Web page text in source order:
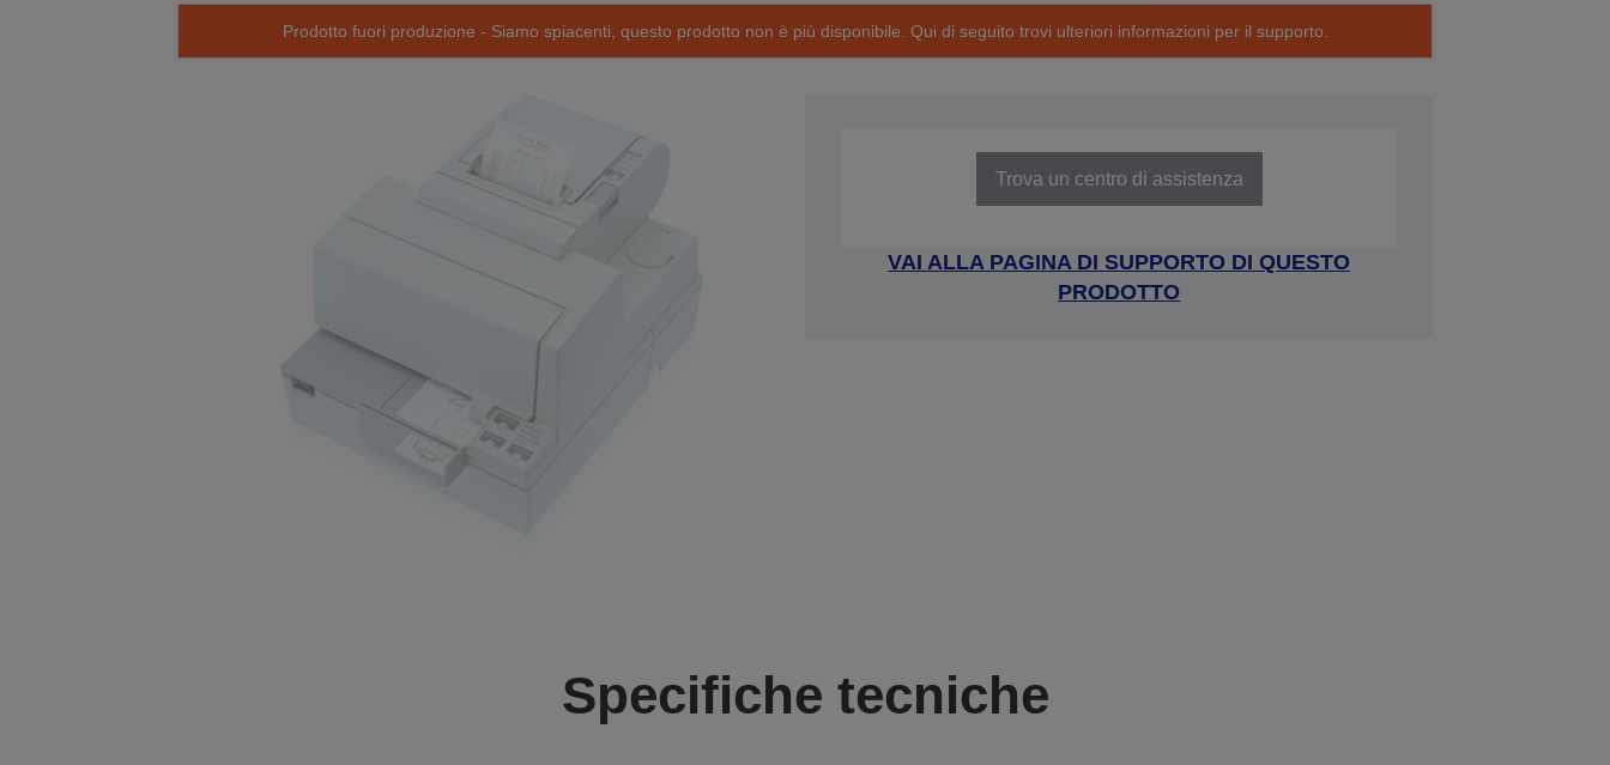
Prodotto fuori produzione - Siamo spiacenti, questo prodotto non è più disponibile. Qui di seguito trovi ulteriori informazioni per il supporto.
Trova un centro di assistenza
VAI ALLA PAGINA DI SUPPORTO DI QUESTO
PRODOTTO
Specifiche tecniche